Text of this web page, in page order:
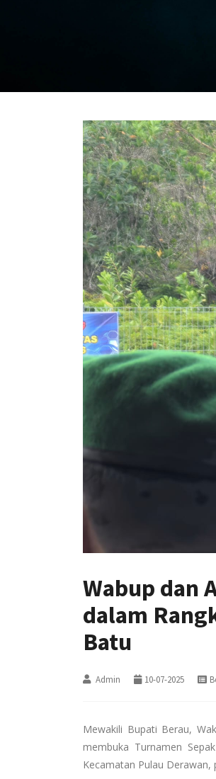
Wabup dan
dalam
Batu
Admin 10-07-2025
Mewakili Bupati Berau,
membuka Turnamen
Kecamatan Pulau Derawan,